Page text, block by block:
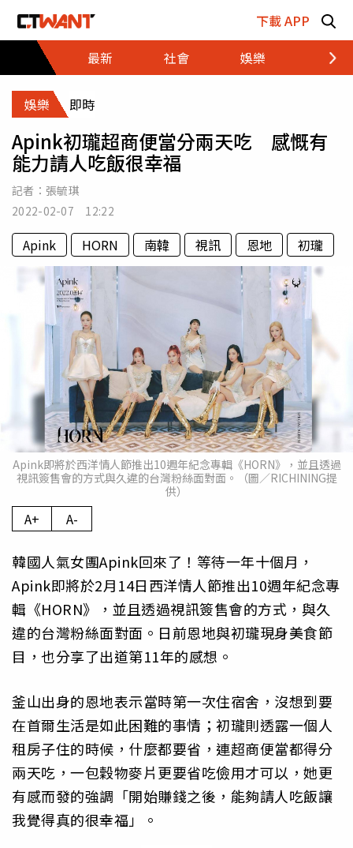
下載 APP
最新
社會 娛樂 財經
娛樂 即時
Apink初瓏超商便當分兩天吃 感慨有
能力請人吃飯很幸福
記者： 張毓琪
2022-02-07 12:22
Apink HORN 南韓 視訊 恩地 初瓏
Apink即將於西洋情人節推出10週年紀念專輯《HORN》，並且透過
視訊簽售會的方式與久違的台灣粉絲面對面。（圖／RICHINING提
供）
A+ A-
韓國人氣女團Apink回來了！等待一年十個月，
Apink即將於2月14日西洋情人節推出10週年紀念專
輯《HORN》，並且透過視訊簽售會的方式，與久
違的台灣粉絲面對面。日前恩地與初瓏現身美食節
目，也分享了出道第11年的感想。
釜山出身的恩地表示當時第一次住宿舍，沒想到要
在首爾生活是如此困難的事情；初瓏則透露一個人
租房子住的時候，什麼都要省，連超商便當都得分
兩天吃，一包穀物麥片更要省吃儉用才可以，她更
有感而發的強調「開始賺錢之後，能夠請人吃飯讓
我覺得真的很幸福」。